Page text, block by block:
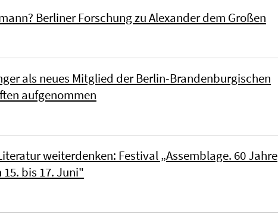
Berliner Forschung zu Alexander dem Großen
als neues Mitglied der Berlin-Brandenburgischen
aufgenommen
weiterdenken: Festival „Assemblage. 60 Jahre
bis 17. Juni"